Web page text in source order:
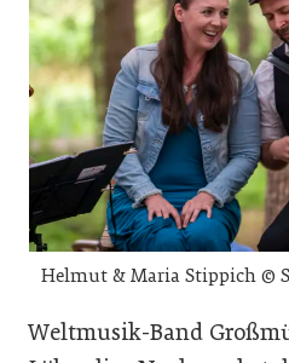
Helmut & Maria Stippich ©
Weltmusik-Band